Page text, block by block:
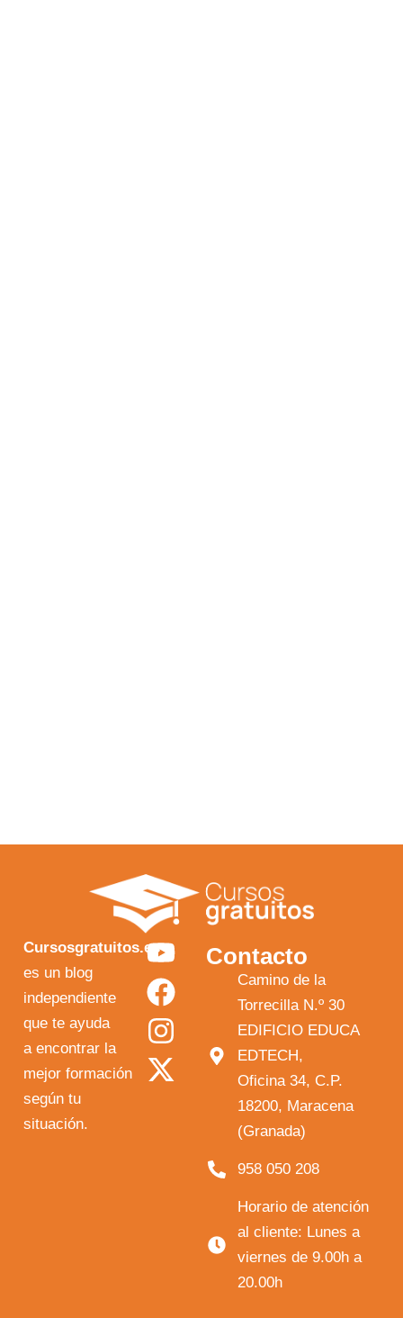
Cursosgratuitos.es
es un blog
independiente
que te ayuda
a encontrar la
mejor formación
según tu
situación.
Y
o
u
t
u
F
a
c
e
b
I
n
s
t
a
X
-
t
w
i
Contacto
Camino de la
Torrecilla N.º 30
EDIFICIO EDUCA
EDTECH,
Oficina 34, C.P.
18200, Maracena
(Granada)
958 050 208
Horario de atención
al cliente: Lunes a
viernes de 9.00h a
20.00h